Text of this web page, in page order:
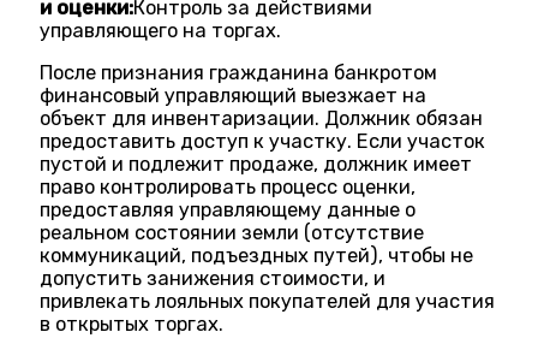
и оценки:Контроль за действиями
управляющего на торгах.
После признания гражданина банкротом
финансовый управляющий выезжает на
объект для инвентаризации. Должник обязан
предоставить доступ к участку. Если участок
пустой и подлежит продаже, должник имеет
право контролировать процесс оценки,
предоставляя управляющему данные о
реальном состоянии земли (отсутствие
коммуникаций, подъездных путей), чтобы не
допустить занижения стоимости, и
привлекать лояльных покупателей для участия
в открытых торгах.